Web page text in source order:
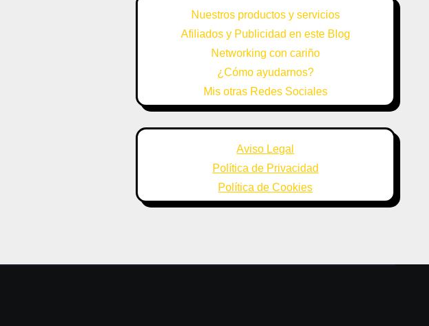
Nuestros productos y servicios
Afiliados y Publicidad en este Blog
Networking con cariño
¿Cómo ayudarnos?
Mis otras Redes Sociales
Aviso Legal
Política de Privacidad
Política de Cookies